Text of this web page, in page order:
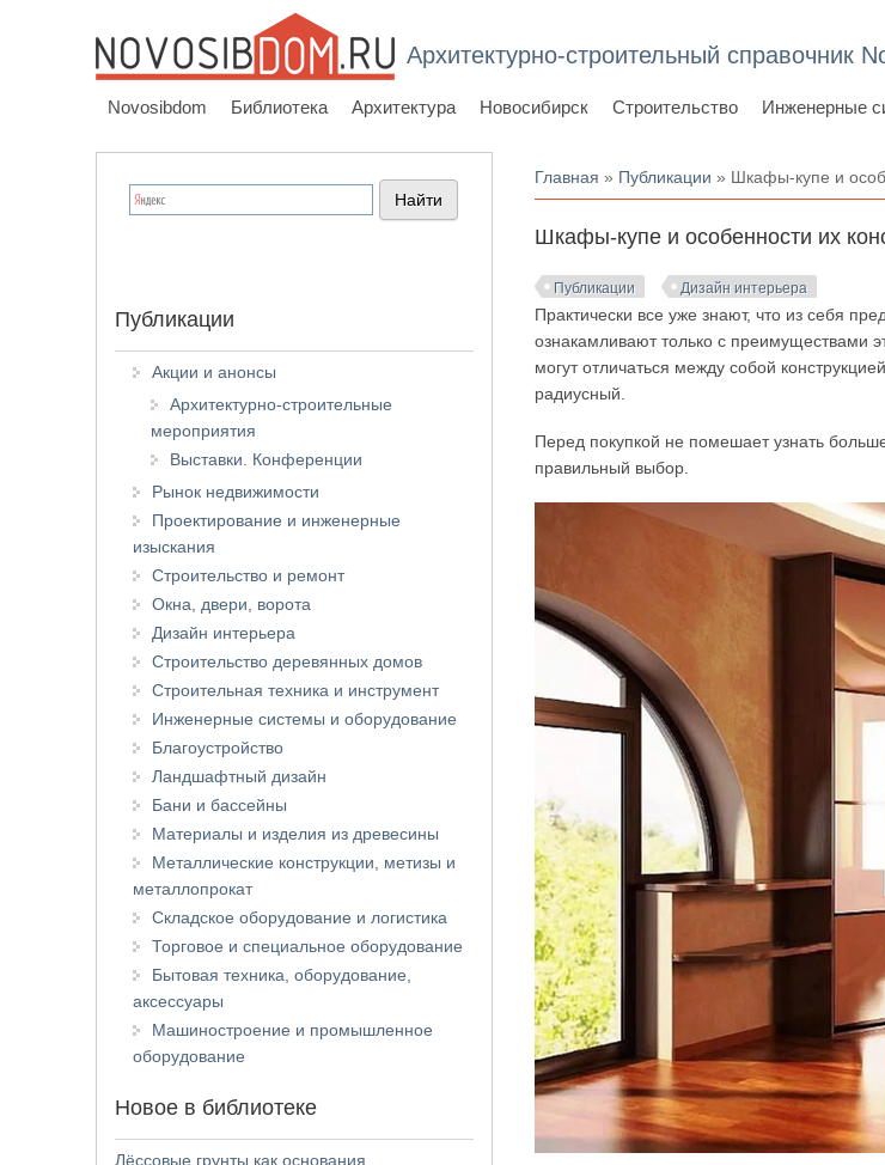
Архитектурно-строительный справочник
Novosibdom Библиотека Архитектура Новосибирск Строительство Инженерные
Вы здесь
Главная » Публикации » Шкафы-купе и
Шкафы-купе и особенности их
Публикации Дизайн интерьера
Практически все уже знают, что из себя
ознакамливают только с преимуществами
могут отличаться между собой
радиусный.
Перед покупкой не помешает узнать
правильный выбор.
Публикации
Акции и анонсы
Архитектурно-строительные
мероприятия
Выставки. Конференции
Рынок недвижимости
Проектирование и инженерные
изыскания
Строительство и ремонт
Окна, двери, ворота
Дизайн интерьера
Строительство деревянных домов
Строительная техника и инструмент
Инженерные системы и оборудование
Благоустройство
Ландшафтный дизайн
Бани и бассейны
Материалы и изделия из древесины
Металлические конструкции, метизы и
металлопрокат
Складское оборудование и логистика
Торговое и специальное оборудование
Бытовая техника, оборудование,
аксессуары
Машиностроение и промышленное
оборудование
Новое в библиотеке
Лёссовые грунты как основания